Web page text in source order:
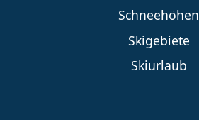
Schneehöhen
Skigebiete
Skiurlaub